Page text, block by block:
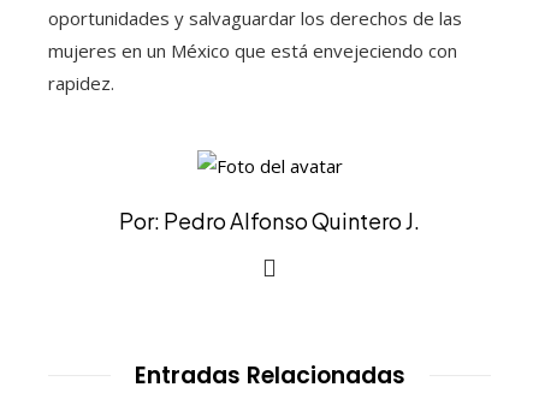
oportunidades y salvaguardar los derechos de las
mujeres en un México que está envejeciendo con
rapidez.
Por: Pedro Alfonso Quintero J.
Entradas Relacionadas